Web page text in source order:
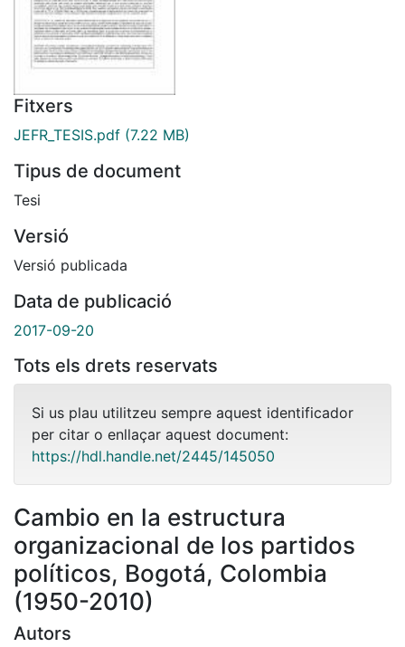
Fitxers
JEFR_TESIS.pdf (7.22 MB)
Tipus de document
Tesi
Versió
Versió publicada
Data de publicació
2017-09-20
Tots els drets reservats
Si us plau utilitzeu sempre aquest identificador
per citar o enllaçar aquest document:
https://hdl.handle.net/2445/145050
Cambio en la estructura
organizacional de los partidos
políticos, Bogotá, Colombia
(1950-2010)
Autors